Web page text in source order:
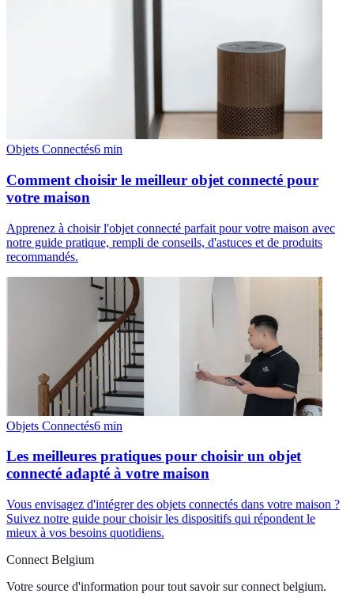
Objets Connectés6 min
Comment choisir le meilleur objet connecté pour
votre maison
Apprenez à choisir l'objet connecté parfait pour votre maison avec
notre guide pratique, rempli de conseils, d'astuces et de produits
recommandés.
Objets Connectés6 min
Les meilleures pratiques pour choisir un objet
connecté adapté à votre maison
Vous envisagez d'intégrer des objets connectés dans votre maison ?
Suivez notre guide pour choisir les dispositifs qui répondent le
mieux à vos besoins quotidiens.
Connect Belgium
Votre source d'information pour tout savoir sur connect belgium.